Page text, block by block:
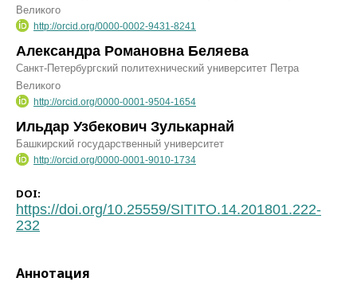
Великого
http://orcid.org/0000-0002-9431-8241
Александра Романовна Беляева
Санкт-Петербургский политехнический университет Петра
Великого
http://orcid.org/0000-0001-9504-1654
Ильдар Узбекович Зулькарнай
Башкирский государственный университет
http://orcid.org/0000-0001-9010-1734
DOI:
https://doi.org/10.25559/SITITO.14.201801.222-
232
Аннотация